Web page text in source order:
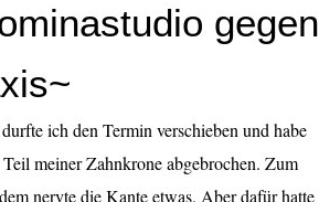
gegen
ich den Termin verschieben und habe
meiner Zahnkrone abgebrochen. Zum
nervte die Kante etwas. Aber dafür hatte